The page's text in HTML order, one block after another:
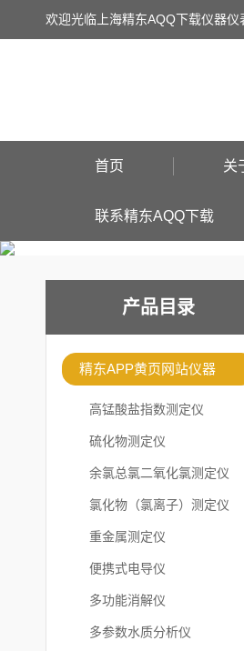
欢迎光临上海精东AQQ下载仪器
首页 关
联系精东AQQ下载
产品目录
精东APP黄页网站仪器
高锰酸盐指数测定仪
硫化物测定仪
余氯总氯二氧化氯测定仪
氯化物（氯离子）测定仪
重金属测定仪
便携式电导仪
多功能消解仪
多参数水质分析仪